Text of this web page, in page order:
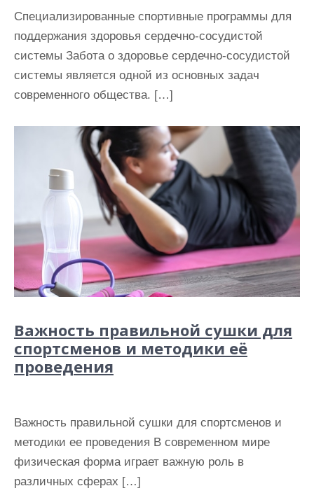
Специализированные спортивные программы для
поддержания здоровья сердечно-сосудистой
системы Забота о здоровье сердечно-сосудистой
системы является одной из основных задач
современного общества. […]
Важность правильной сушки для
спортсменов и методики её
проведения
Важность правильной сушки для спортсменов и
методики ее проведения В современном мире
физическая форма играет важную роль в
различных сферах […]